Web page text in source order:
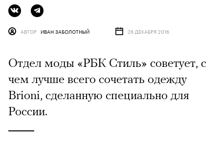
АВТОР ИВАН ЗАБОЛОТНЫЙ 26 ДЕКАБРЯ 2016
Отдел моды «РБК Стиль» советует, с
чем лучше всего сочетать одежду
Brioni, сделанную специально для
России.